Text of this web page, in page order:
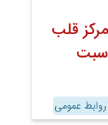
قلب
عمومی